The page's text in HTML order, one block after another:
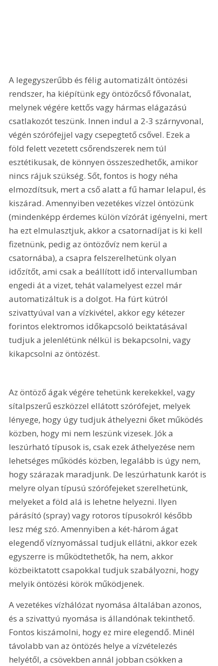
A legegyszerűbb és félig automatizált öntözési
rendszer, ha kiépítünk egy öntözőcső fővonalat,
melynek végére kettős vagy hármas elágazású
csatlakozót teszünk. Innen indul a 2-3 szárnyvonal,
végén szórófejjel vagy csepegtető csővel. Ezek a
föld felett vezetett csőrendszerek nem túl
esztétikusak, de könnyen összeszedhetők, amikor
nincs rájuk szükség. Sőt, fontos is hogy néha
elmozdítsuk, mert a cső alatt a fű hamar lelapul, és
kiszárad. Amennyiben vezetékes vízzel öntözünk
(mindenképp érdemes külön vízórát igényelni, mert
ha ezt elmulasztjuk, akkor a csatornadíjat is ki kell
fizetnünk, pedig az öntözővíz nem kerül a
csatornába), a csapra felszerelhetünk olyan
időzítőt, ami csak a beállított idő intervallumban
engedi át a vizet, tehát valamelyest ezzel már
automatizáltuk is a dolgot. Ha fúrt kútról
szivattyúval van a vízkivétel, akkor egy kétezer
forintos elektromos időkapcsoló beiktatásával
tudjuk a jelenlétünk nélkül is bekapcsolni, vagy
kikapcsolni az öntözést.
Az öntöző ágak végére tehetünk kerekekkel, vagy
sítalpszerű eszközzel ellátott szórófejet, melyek
lényege, hogy úgy tudjuk áthelyezni őket működés
közben, hogy mi nem leszünk vizesek. Jók a
leszúrható típusok is, csak ezek áthelyezése nem
lehetséges működés közben, legalább is úgy nem,
hogy szárazak maradjunk. De leszúrhatunk karót is
melyre olyan típusú szórófejeket szerelhetünk,
melyeket a föld alá is lehetne helyezni. Ilyen
párásító (spray) vagy rotoros típusokról később
lesz még szó. Amennyiben a két-három ágat
elegendő víznyomással tudjuk ellátni, akkor ezek
egyszerre is működtethetők, ha nem, akkor
közbeiktatott csapokkal tudjuk szabályozni, hogy
melyik öntözési körök működjenek.
A vezetékes vízhálózat nyomása általában azonos,
és a szivattyú nyomása is állandónak tekinthető.
Fontos kiszámolni, hogy ez mire elegendő. Minél
távolabb van az öntözés helye a vízvételezés
helyétől, a csövekben annál jobban csökken a